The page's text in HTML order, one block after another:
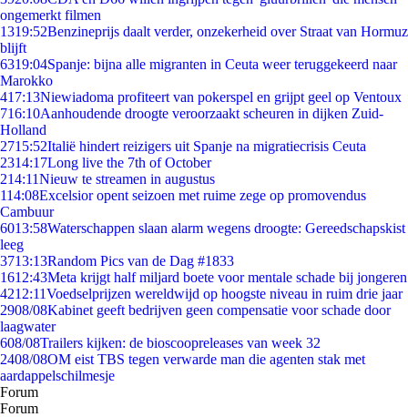
ongemerkt filmen
1319:52Benzineprijs daalt verder, onzekerheid over Straat van Hormuz
blijft
6319:04Spanje: bijna alle migranten in Ceuta weer teruggekeerd naar
Marokko
417:13Niewiadoma profiteert van pokerspel en grijpt geel op Ventoux
716:10Aanhoudende droogte veroorzaakt scheuren in dijken Zuid-
Holland
2715:52Italië hindert reizigers uit Spanje na migratiecrisis Ceuta
2314:17Long live the 7th of October
214:11Nieuw te streamen in augustus
114:08Excelsior opent seizoen met ruime zege op promovendus
Cambuur
6013:58Waterschappen slaan alarm wegens droogte: Gereedschapskist
leeg
3713:13Random Pics van de Dag #1833
1612:43Meta krijgt half miljard boete voor mentale schade bij jongeren
4212:11Voedselprijzen wereldwijd op hoogste niveau in ruim drie jaar
2908/08Kabinet geeft bedrijven geen compensatie voor schade door
laagwater
608/08Trailers kijken: de bioscoopreleases van week 32
2408/08OM eist TBS tegen verwarde man die agenten stak met
aardappelschilmesje
Forum
Forum